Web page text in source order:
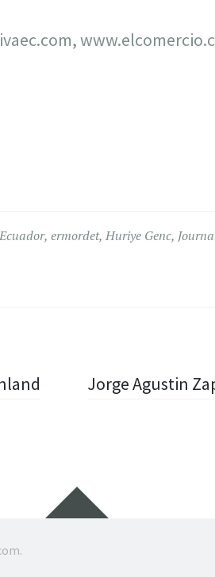
Ecuador, ermordet, Huriye Genc,
Jorge Agustin
Widgets
.